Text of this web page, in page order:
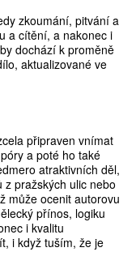
zkoumání, pitvání a
a cítění, a nakonec i
dochází k proměně
aktualizované ve
připraven vnímat
a poté ho také
atraktivních děl,
pražských ulic nebo
může ocenit autorovu
přínos, logiku
i kvalitu
i když tuším, že je